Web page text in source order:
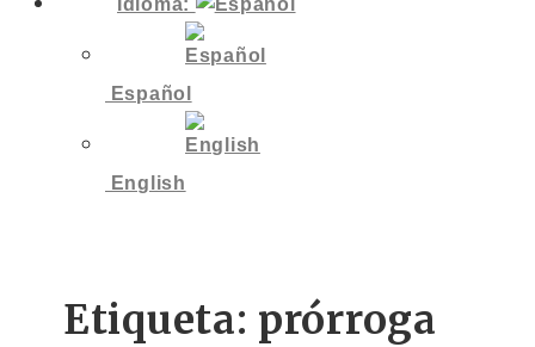
Idioma:
Español
English
Etiqueta: prórroga